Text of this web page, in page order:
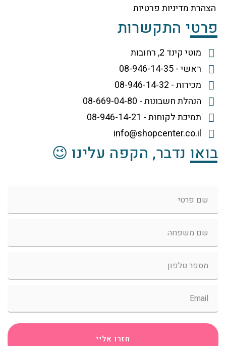
הצהרת מדיניות פרטיות
פרטי התקשרות
מוטי קינד 2, רחובות
ראשי - 08-946-14-35
מכירות - 08-946-14-32
הנהלת חשבונות - 08-669-04-80
תמיכת לקוחות - 08-946-14-21
info@shopcenter.co.il
בואו נדבר, הקפה עלינו 😉
חזרו אליי